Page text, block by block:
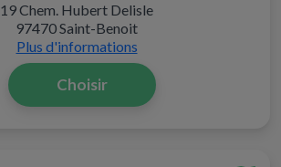
19 Chem. Hubert Delisle
97470 Saint-Benoit
Plus d'informations
Choisir